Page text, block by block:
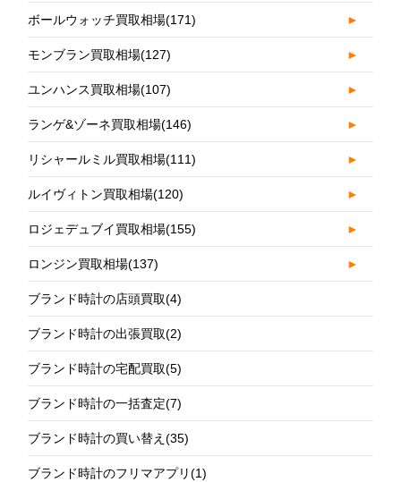
ボールウォッチ買取相場(171) ►
モンブラン買取相場(127) ►
ユンハンス買取相場(107) ►
ランゲ&ゾーネ買取相場(146) ►
リシャールミル買取相場(111) ►
ルイヴィトン買取相場(120) ►
ロジェデュブイ買取相場(155) ►
ロンジン買取相場(137) ►
ブランド時計の店頭買取(4)
ブランド時計の出張買取(2)
ブランド時計の宅配買取(5)
ブランド時計の一括査定(7)
ブランド時計の買い替え(35)
ブランド時計のフリマアプリ(1)